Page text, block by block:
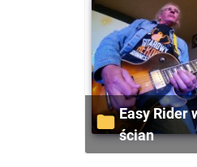
Easy Rider w pub 6-
ścian